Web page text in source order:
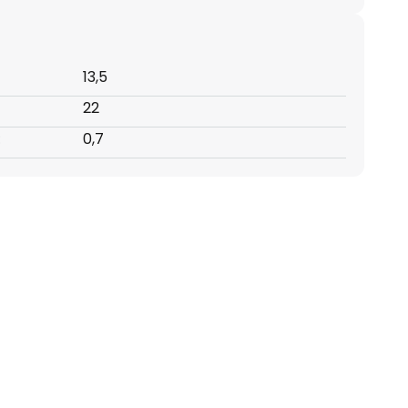
13,5
22
0,7